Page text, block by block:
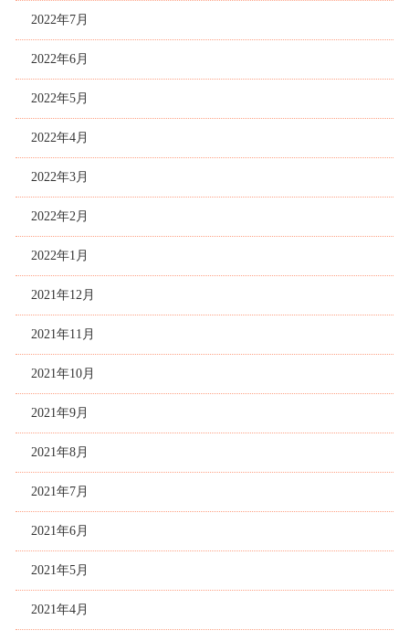
2022年7月
2022年6月
2022年5月
2022年4月
2022年3月
2022年2月
2022年1月
2021年12月
2021年11月
2021年10月
2021年9月
2021年8月
2021年7月
2021年6月
2021年5月
2021年4月